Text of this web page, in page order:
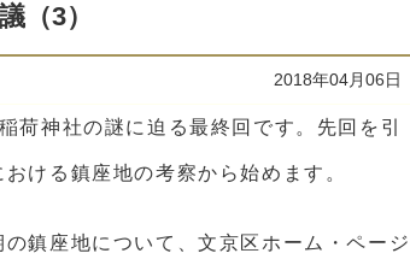
（3）
2018年04月06日
荷神社の謎に迫る最終回です。先回を引
ける鎮座地の考察から始めます。
鎮座地について、文京区ホーム・ページ